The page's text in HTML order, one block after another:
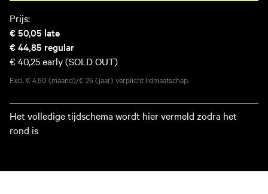
Prijs:
€ 50,05 late
€ 44,85 regular
€ 40,25early (SOLD OUT)
Excl. € 4,50 (maand)/€ 25 (jaar) verplicht lidmaatschap.
Het volledige tijdschema wordt hier vermeld zodra het
rond is